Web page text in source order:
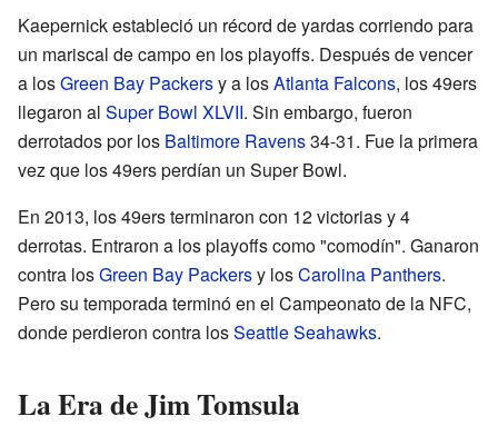
Kaepernick estableció un récord de yardas corriendo para
un mariscal de campo en los playoffs. Después de vencer
a losGreen Bay Packersy a losAtlanta Falcons, los 49ers
llegaron al Super Bowl XLVII. Sin embargo, fueron
derrotados por los Baltimore Ravens34-31. Fue la primera
vez que los 49ers perdían un Super Bowl.
En 2013, los 49ers terminaron con 12 victorias y 4
derrotas. Entraron a los playoffs como "comodín". Ganaron
contra losGreen Bay Packersy losCarolina Panthers.
Pero su temporada terminó en el Campeonato de la NFC,
donde perdieron contra losSeattle Seahawks.
La Era de Jim Tomsula